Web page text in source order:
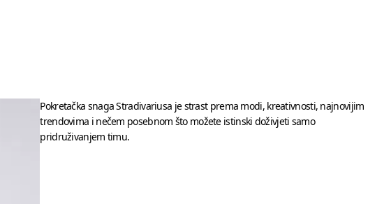
Pokretačka snaga Stradivariusa je strast prema modi, kreativnosti, najnovijim
trendovima i nečem posebnom što možete istinski doživjeti samo
pridruživanjem timu.